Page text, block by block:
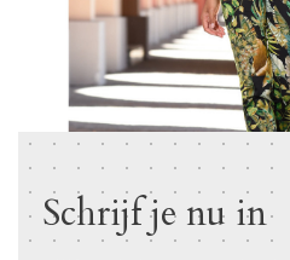
Schrijf je nu in